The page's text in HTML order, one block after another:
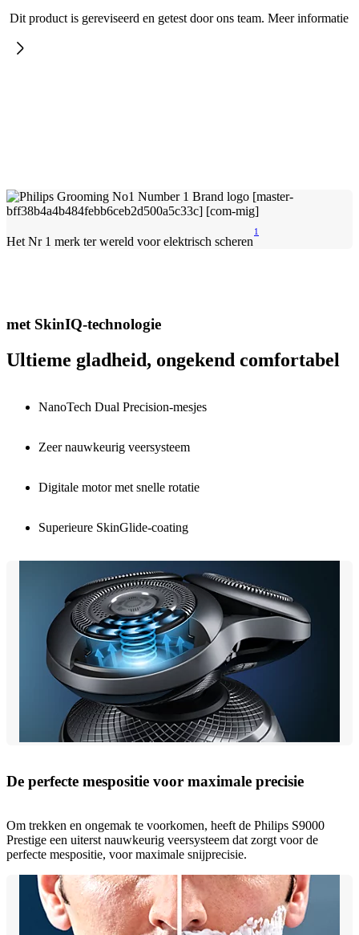
Dit product is gereviseerd en getest door ons team. Meer informatie
Het Nr 1 merk ter wereld voor elektrisch scheren
1
met SkinIQ-technologie
Ultieme gladheid, ongekend comfortabel
NanoTech Dual Precision-mesjes
Zeer nauwkeurig veersysteem
Digitale motor met snelle rotatie
Superieure SkinGlide-coating
De perfecte mespositie voor maximale precisie
Om trekken en ongemak te voorkomen, heeft de Philips S9000
Prestige een uiterst nauwkeurig veersysteem dat zorgt voor de
perfecte mespositie, voor maximale snijprecisie.